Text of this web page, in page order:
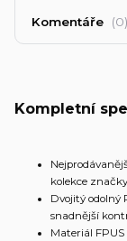
Komentáře 0
Kompletní
kolekce
Dvojitý odolný
snadnější
Materiál